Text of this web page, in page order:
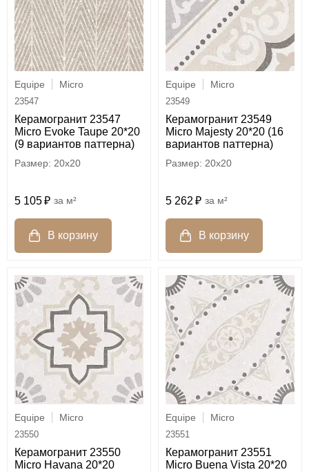
Equipe Micro
23547
Керамогранит 23547
Micro Evoke Taupe 20*20
(9 вариантов паттерна)
20x20
5 105 м²
Equipe Micro
23549
Керамогранит 23549
Micro Majesty 20*20 (16
вариантов паттерна)
20x20
5 262 м²
Equipe Micro
23550
Керамогранит 23550
Micro Havana 20*20
Equipe Micro
23551
Керамогранит 23551
Micro Buena Vista 20*20